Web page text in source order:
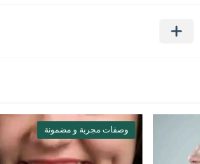
وصفات مجربة و مضمونة